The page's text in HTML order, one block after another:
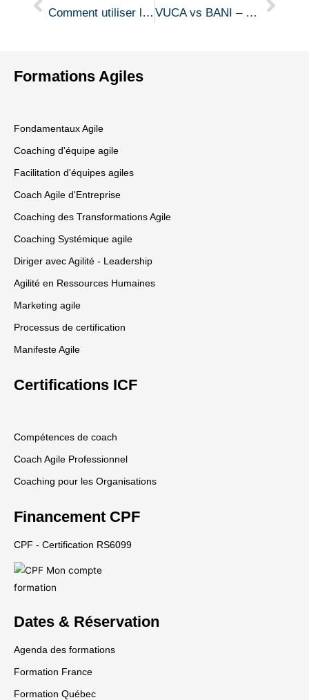
Comment utiliser l’enquête humble… VUCA vs BANI – Qui sortira vainqueur ?
Formations Agiles
Fondamentaux Agile
Coaching d'équipe agile
Facilitation d'équipes agiles
Coach Agile d'Entreprise
Coaching des Transformations Agile
Coaching Systémique agile
Diriger avec Agilité - Leadership
Agilité en Ressources Humaines
Marketing agile
Processus de certification
Manifeste Agile
Certifications ICF
Compétences de coach
Coach Agile Professionnel
Coaching pour les Organisations
Financement CPF
CPF - Certification RS6099
Dates & Réservation
Agenda des formations
Formation France
Formation Québec